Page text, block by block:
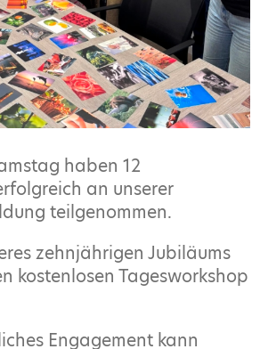
haben 12
an unserer
teilgenommen.
zehnjährigen Jubiläums
kostenlosen Tagesworkshop
Engagement kann